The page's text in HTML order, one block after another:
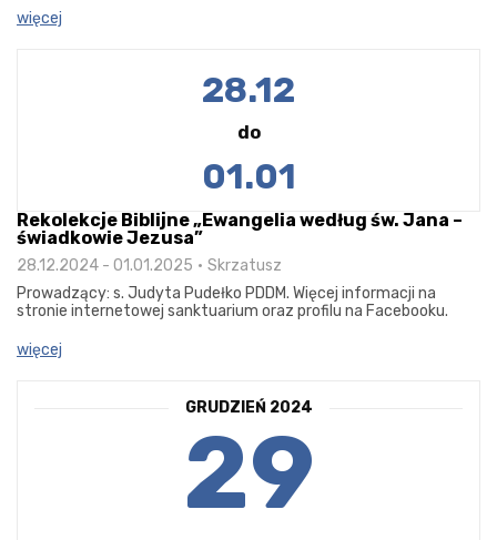
więcej
28.12
do
01.01
Rekolekcje Biblijne „Ewangelia według św. Jana –
świadkowie Jezusa”
28.12.2024 - 01.01.2025
Skrzatusz
Prowadzący: s. Judyta Pudełko PDDM. Więcej informacji na
stronie internetowej sanktuarium oraz profilu na Facebooku.
więcej
GRUDZIEŃ 2024
29